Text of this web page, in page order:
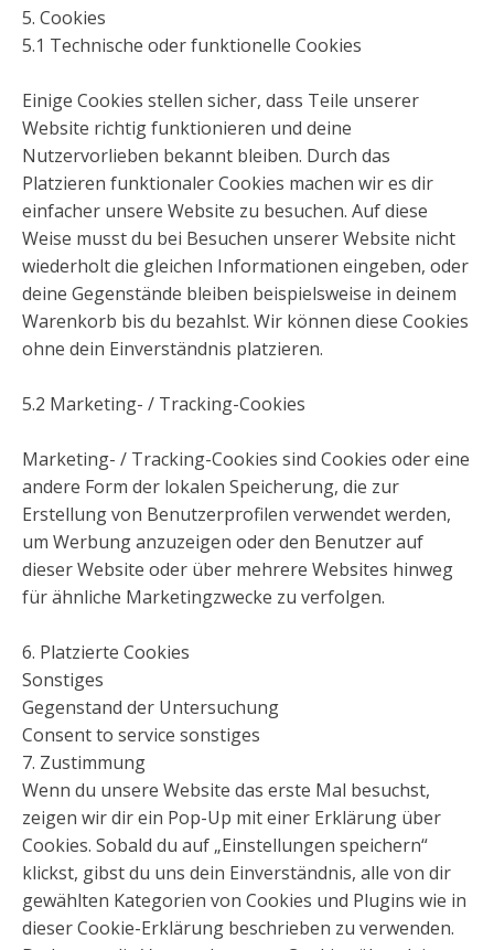
5. Cookies
5.1 Technische oder funktionelle Cookies
Einige Cookies stellen sicher, dass Teile unserer
Website richtig funktionieren und deine
Nutzervorlieben bekannt bleiben. Durch das
Platzieren funktionaler Cookies machen wir es dir
einfacher unsere Website zu besuchen. Auf diese
Weise musst du bei Besuchen unserer Website nicht
wiederholt die gleichen Informationen eingeben, oder
deine Gegenstände bleiben beispielsweise in deinem
Warenkorb bis du bezahlst. Wir können diese Cookies
ohne dein Einverständnis platzieren.
5.2 Marketing- / Tracking-Cookies
Marketing- / Tracking-Cookies sind Cookies oder eine
andere Form der lokalen Speicherung, die zur
Erstellung von Benutzerprofilen verwendet werden,
um Werbung anzuzeigen oder den Benutzer auf
dieser Website oder über mehrere Websites hinweg
für ähnliche Marketingzwecke zu verfolgen.
6. Platzierte Cookies
Sonstiges
Gegenstand der Untersuchung
Consent to service sonstiges
7. Zustimmung
Wenn du unsere Website das erste Mal besuchst,
zeigen wir dir ein Pop-Up mit einer Erklärung über
Cookies. Sobald du auf „Einstellungen speichern“
klickst, gibst du uns dein Einverständnis, alle von dir
gewählten Kategorien von Cookies und Plugins wie in
dieser Cookie-Erklärung beschrieben zu verwenden.